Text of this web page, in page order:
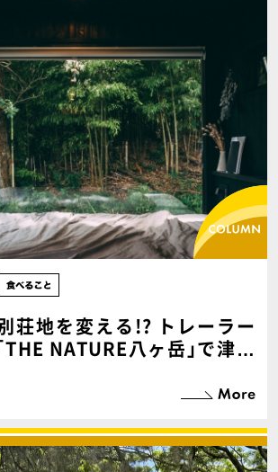
荘地を変える!? トレーラー
NATURE八ヶ岳｣で津々